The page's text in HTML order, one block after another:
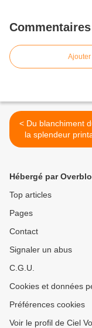
Commentaires
< Du blanchiment du ciel à
la splendeur
Hébergé par
Top articles
Pages
Contact
Signaler un abus
C.G.U.
Cookies et données
Préférences cookies
Voir le profil de Ciel